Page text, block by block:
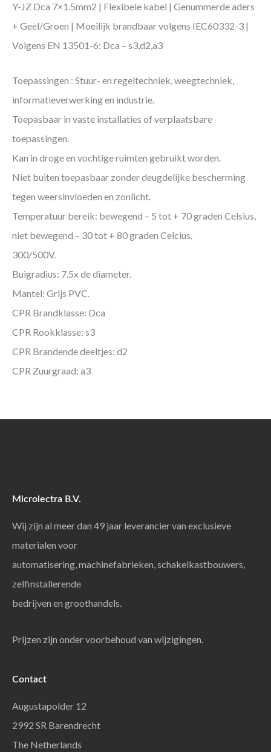
Y-JZ Dca 7×1.5mm2 | Flexibele kabel | Genummerde aders
+ Geel/Groen | Moeilijk brandbaar volgens IEC60332-3 |
Volgens EN 13501-6: Dca – s3,d2,a3
Toepassingen : Stuur- en regeltechniek, weegtechniek,
informatieverwerking en industrie.
Toepasbaar in vaste installaties of verplaatsbare
toepassingen.
Kan in droge en vochtige ruimten gebruikt worden.
Niet buiten toepasbaar zonder deugdelijke bescherming
tegen weersinvloeden en zonlicht.
Temperatuur bereik: bewegend – 5 tot + 70 graden Celsius,
niet bewegend – 30 tot + 80 graden Celcius.
300/500V.
Buigradius: 7.5x de diameter.
Mantel: Grijs PVC.
CPR Brandklasse: Dca
CPR Rookklasse: s3
CPR Brandende deeltjes: d2
CPR Zuurgraad: a3
Microlectra B.V.
Wij zijn al meer dan 49 jaar leverancier van exclusieve
materialen voor
automatisering, machinefabrieken, schakelkastbouwers,
zelfinstallerende
bedrijven en groothandels.
Prijzen zijn onder voorbehoud van wijzigingen.
Contact
Augustapolder 12
2992 SR Barendrecht
The Netherlands